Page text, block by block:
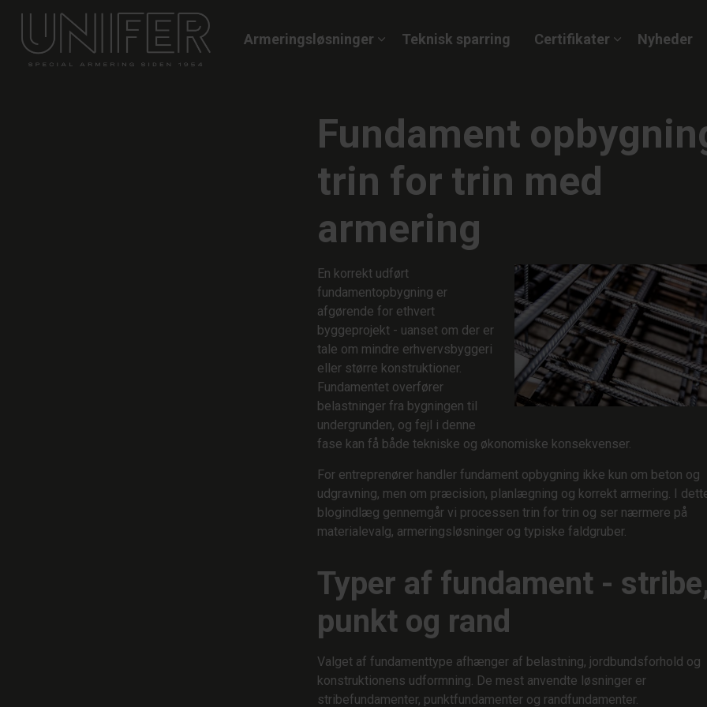
Armeringsløsninger Teknisk sparring Certifikater Nyheder
Fundament
trin for trin med
armering
En korrekt udført
fundamentopbygning er
afgørende for ethvert
byggeprojekt - uanset om der er
tale om mindre erhvervsbyggeri
eller større konstruktioner.
Fundamentet overfører
belastninger fra bygningen til
undergrunden, og fejl i denne
fase kan få både tekniske og økonomiske konsekvenser.
For entreprenører handler fundament opbygning ikke kun om beton og
udgravning, men om præcision, planlægning og korrekt armering. I
blogindlæg gennemgår vi processen trin for trin og ser nærmere på
materialevalg, armeringsløsninger og typiske faldgruber.
Typer af fundament -
punkt og rand
Valget af fundamenttype afhænger af belastning, jordbundsforhold og
konstruktionens udformning. De mest anvendte løsninger er
stribefundamenter, punktfundamenter og randfundamenter.